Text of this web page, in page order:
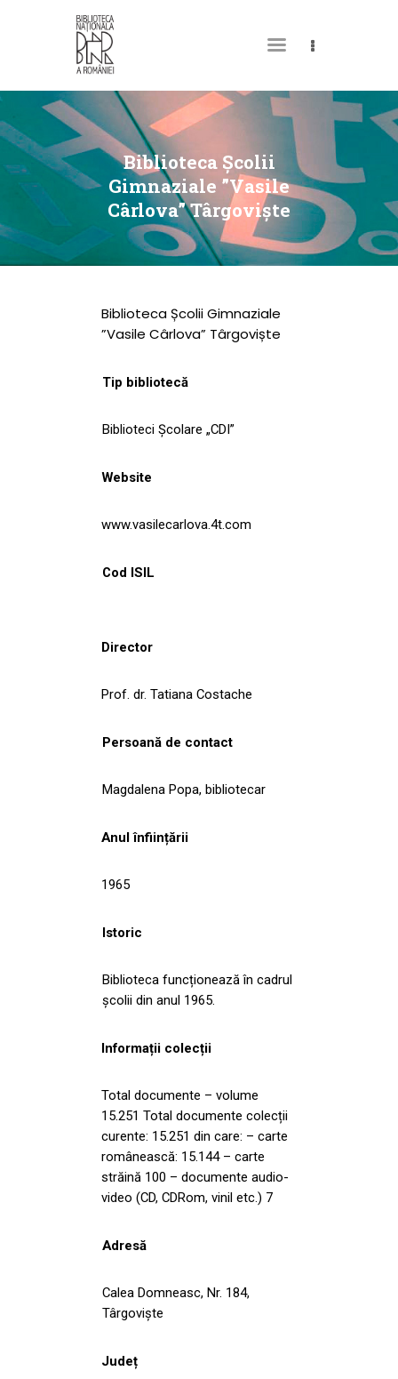
Biblioteca Școlii
Gimnaziale ”Vasile
Cârlova” Târgoviște
DESPRE NOI
PERMISUL MEU DE
BIBLIOTECĂ
CATALOAGE ȘI
COLECȚII
BIBLIOTECA DIGITALĂ
EVENIMENTE
CULTURALE
NOUTĂȚI
Biblioteca Școlii Gimnaziale
”Vasile Cârlova” Târgoviște
Tip bibliotecă
Biblioteci Școlare „CDI”
Website
www.vasilecarlova.4t.com
Cod ISIL
Director
Prof. dr. Tatiana Costache
Persoană de contact
Magdalena Popa, bibliotecar
Anul înființării
1965
Istoric
Biblioteca funcționează în cadrul
școlii din anul 1965.
Informații colecții
Total documente – volume
15.251 Total documente colecții
curente: 15.251 din care: – carte
românească: 15.144 – carte
străină 100 – documente audio-
video (CD, CDRom, vinil etc.) 7
Adresă
Calea Domneasc, Nr. 184,
Târgoviște
Județ